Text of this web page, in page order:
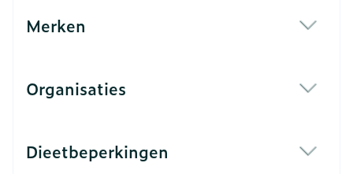
Merken
Organisaties
Dieetbeperkingen